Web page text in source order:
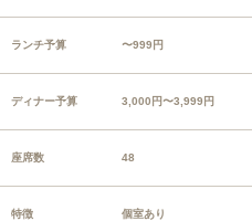
ランチ予算 〜999円
ディナー予算 3,000円〜3,999円
座席数 48
特徴
個室あり